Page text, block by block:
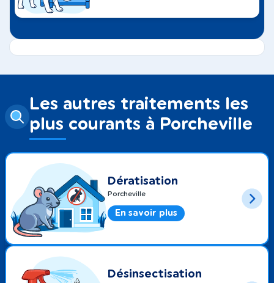
Les autres traitements les
plus courants à Porcheville
Dératisation
Porcheville
En savoir plus
Désinsectisation